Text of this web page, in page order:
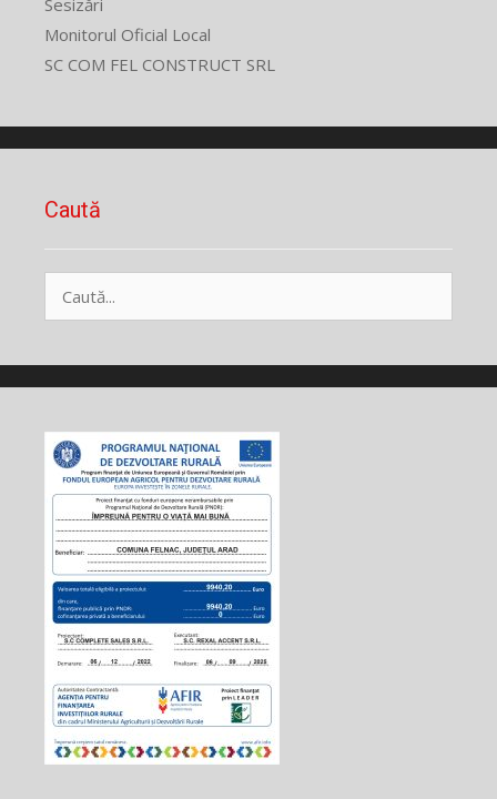
Monitorul Oficial Local
SC COM FEL CONSTRUCT SRL
Caută
după: